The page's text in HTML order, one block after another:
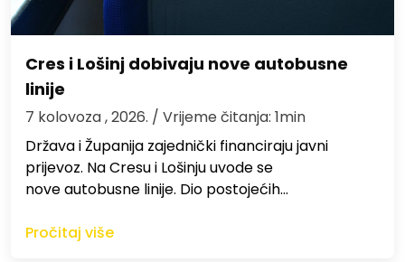
Cres i Lošinj dobivaju nove autobusne
linije
7 kolovoza , 2026. / Vrijeme čitanja: 1min
Država i Županija zajednički financiraju javni
prijevoz. Na Cresu i Lošinju uvode se
nove autobusne linije. Dio postojećih…
Pročitaj više